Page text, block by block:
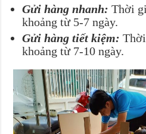
Gửi hàng nhanh: Thời
khoảng từ 5-7 ngày.
Gửi hàng tiết kiệm:
khoảng từ 7-10 ngày.